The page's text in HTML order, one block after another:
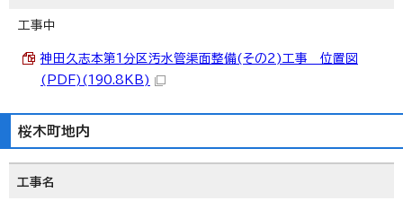
工事中
神田久志本第1分区汚水管渠面整備(その2)工事 位置図
(PDF)(190.8KB)
桜木町地内
工事名